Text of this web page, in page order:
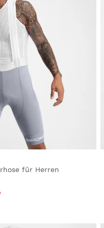
für Herren